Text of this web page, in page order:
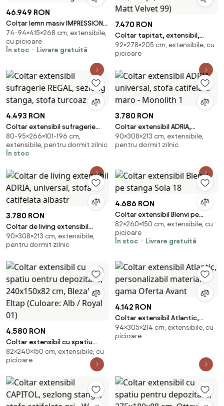
46.949 RON
Colțar lemn masiv IMPRESSIONE
415×74–94×268 cm - Stânga
74-94×415×268 cm, extensibile,
cu picioare
În stoc
Livrare gratuită
7.470 RON
Coltar tapitat, extensibil,
278x92x205 cm, Laurence L01,
Eltap (Culoare: Negru / Matt
92×278×205 cm, extensibile, cu
picioare
4.493 RON
Coltar extensibil sufragerie
REGAL, sezlong stanga, stofa
turcoaz - Ri
80-95×266×101-196 cm,
extensibile, pentru dormit zilnic
În stoc
3.780 RON
Coltar extensibil ADRIA,
universal, stofa catifelata
maro - Monolith 1
90×308×213 cm, extensibile,
pentru dormit zilnic
3.780 RON
Coltar de living extensibil
ADRIA, universal, stofa
catifelata albastr
90×308×213 cm, extensibile,
pentru dormit zilnic
4.686 RON
Coltar extensibil Blenvi pe
stanga Sola 18
82×260×150 cm, extensibile, cu
picioare
În stoc
Livrare gratuită
4.580 RON
Coltar extensibil cu spatiu
oentru depozitare, 240x150x82
cm, Blezalt L, Eltap (Culoare: Alb
82×240×150 cm, extensibile, cu
picioare
4.142 RON
Coltar extensibil Atlantic,
personalizabil materiale gama
Oferta Avant
94×305×214 cm, extensibile, cu
picioare